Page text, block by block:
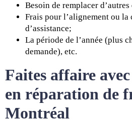
Besoin de remplacer d’autres
Frais pour l’alignement ou la
d’assistance;
La période de l’année (plus
demande), etc.
Faites affaire
en réparation de
Montréal